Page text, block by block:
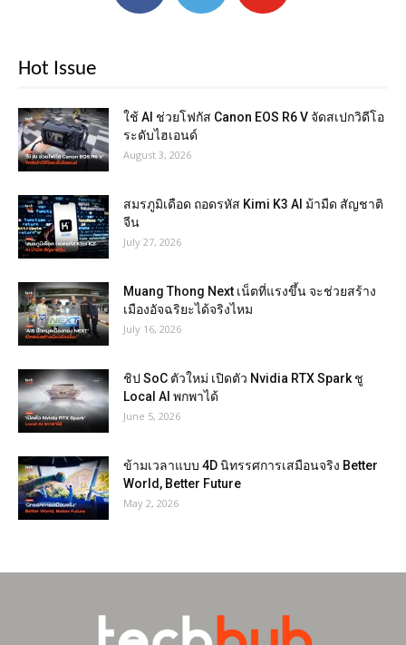
Hot Issue
ใช้ AI ช่วยโฟกัส Canon EOS R6 V จัดสเปกวิดีโอ
ระดับไฮเอนด์
August 3, 2026
สมรภูมิเดือด ถอดรหัส Kimi K3 AI ม้ามืด สัญชาติ
จีน
July 27, 2026
Muang Thong Next เน็ตที่แรงขึ้น จะช่วยสร้าง
เมืองอัจฉริยะได้จริงไหม
July 16, 2026
ชิป SoC ตัวใหม่ เปิดตัว Nvidia RTX Spark ชู
Local AI พกพาได้
June 5, 2026
ข้ามเวลาแบบ 4D นิทรรศการเสมือนจริง Better
World, Better Future
May 2, 2026